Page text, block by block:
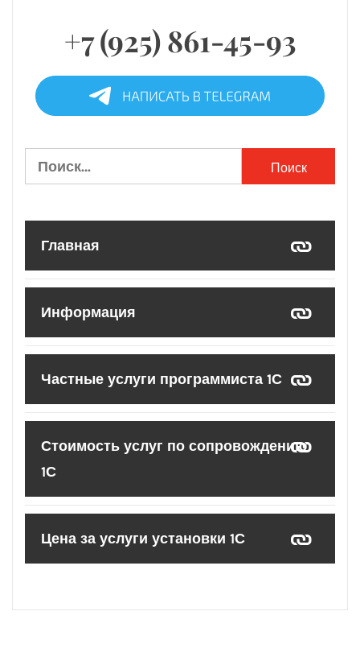
+7 (925) 861-45-93
Найти:
Главная
Информация
Частные услуги программиста 1С
Стоимость услуг по сопровождению
1С
Цена за услуги установки 1С